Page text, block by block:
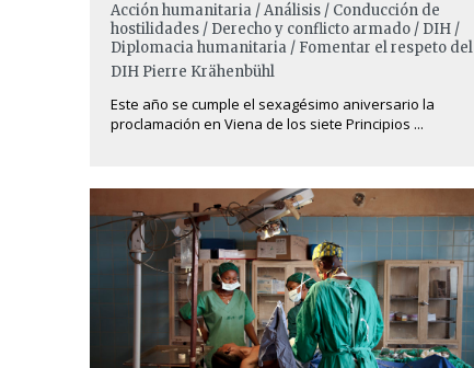
Acción humanitaria / Análisis / Conducción de
hostilidades / Derecho y conflicto armado / DIH /
Diplomacia humanitaria / Fomentar el respeto del
DIH Pierre Krähenbühl
Este año se cumple el sexagésimo aniversario la
proclamación en Viena de los siete Principios ...